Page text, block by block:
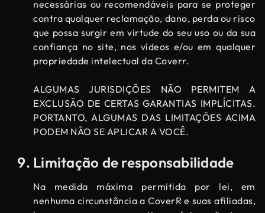
necessárias ou recomendáveis ​​para se proteger
contra qualquer reclamação, dano, perda ou risco
que possa surgir em virtude do seu uso ou da sua
confiança no site, nos vídeos e/ou em qualquer
propriedade intelectual da Coverr.
ALGUMAS JURISDIÇÕES NÃO PERMITEM A
EXCLUSÃO DE CERTAS GARANTIAS IMPLÍCITAS.
PORTANTO, ALGUMAS DAS LIMITAÇÕES ACIMA
PODEM NÃO SE APLICAR A VOCÊ.
Limitação de responsabilidade
Na medida máxima permitida por lei, em
nenhuma circunstância a CoverR e suas afiliadas,